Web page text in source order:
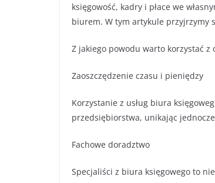
księgowość, kadry i płace we
biurem. W tym artykule przyjrzymy
Z jakiego powodu warto korzystać z
Zaoszczędzenie czasu i pieniędzy
Korzystanie z usług biura
przedsiębiorstwa, unikając
Fachowe doradztwo
Specjaliści z biura księgowego to